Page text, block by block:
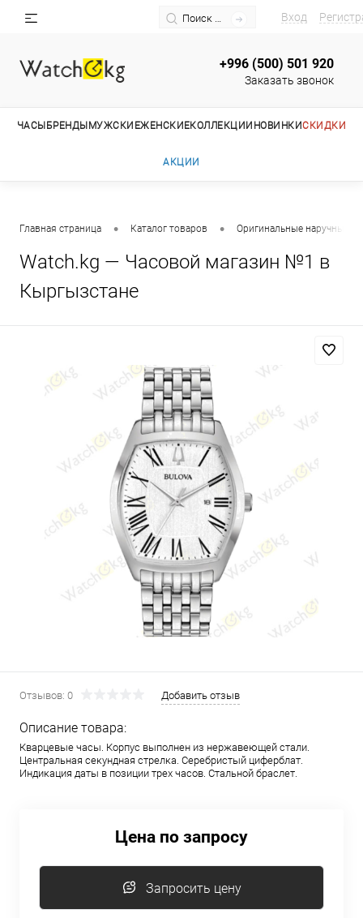
Вход
+996 (500) 501 920
Заказать звонок
ЧАСЫ БРЕНДЫ МУЖСКИЕЖЕНСКИЕКОЛЛЕКЦИИ НОВИНКИСКИДКИ
АКЦИИ
Главная страница • Каталог товаров • Оригинальные наручные
Watch.kg — Часовой магазин №1 в
Кыргызстане
Отзывов: 0 Добавить отзыв
Описание товара:
Кварцевые часы. Корпус выполнен из нержавеющей стали.
Центральная секундная стрелка. Серебристый циферблат.
Индикация даты в позиции трех часов. Стальной браслет.
Цена по запросу
Запросить цену